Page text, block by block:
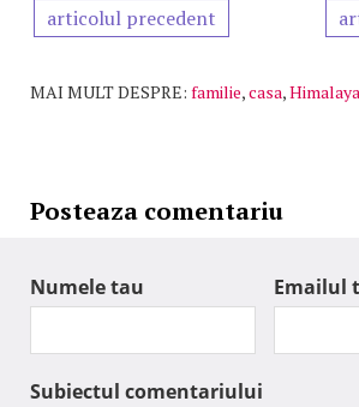
articolul precedent
MAI MULT DESPRE: familie,casa,Himalaya
Posteaza comentariu
Numele tau Emailul
Subiectul comentariului